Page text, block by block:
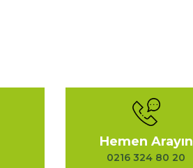
Hemen Arayın
0216 324 80 20